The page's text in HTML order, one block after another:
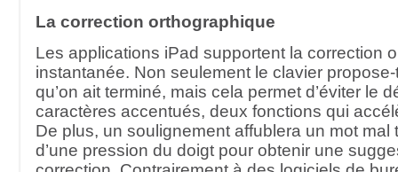
La correction orthographique
Les applications iPad supportent la correction
instantanée. Non seulement le clavier
qu’on ait terminé, mais cela permet d’éviter le
caractères accentués, deux fonctions qui
De plus, un soulignement affublera un mot mal
d’une pression du doigt pour obtenir une